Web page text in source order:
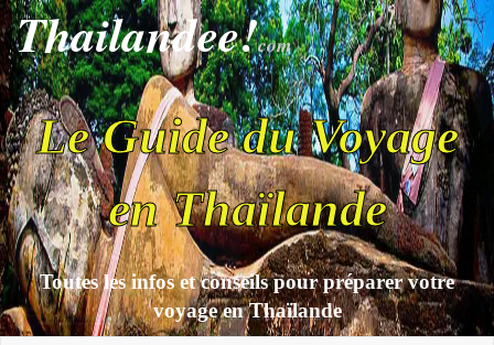
Thailandee!com
Le Guide du Voyage
en Thaïlande
Toutes les infos et conseils pour préparer votre
voyage en Thaïlande